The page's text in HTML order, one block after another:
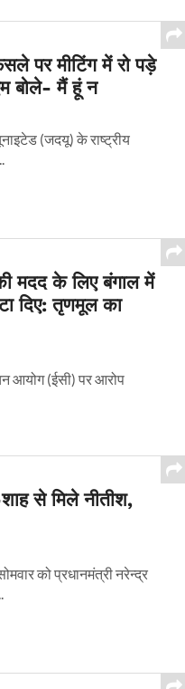
पर मीटिंग में रो पड़े
बोले- मैं हूं न
(जदयू) के राष्ट्रीय
मदद के लिए बंगाल में
दिए: तृणमूल का
आयोग (ईसी) पर आरोप
शाह से मिले नीतीश,
को प्रधानमंत्री नरेन्द्र